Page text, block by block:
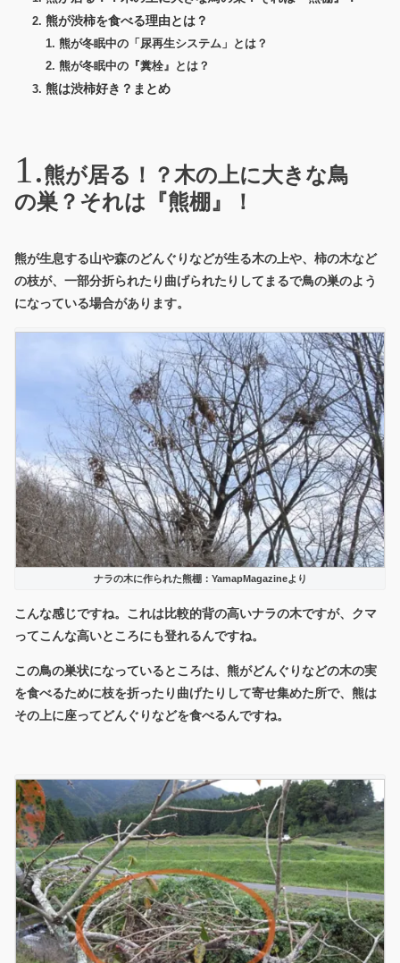
熊が渋柿を食べる理由とは？
熊が冬眠中の「尿再生システム」とは？
熊が冬眠中の『糞栓』とは？
熊は渋柿好き？まとめ
熊が居る！？木の上に大きな鳥
の巣？それは『熊棚』！
熊が生息する山や森のどんぐりなどが生る木の上や、柿の木など
の枝が、一部分折られたり曲げられたりしてまるで鳥の巣のよう
になっている場合があります。
ナラの木に作られた熊棚：YamapMagazineより
こんな感じですね。これは比較的背の高いナラの木ですが、クマ
ってこんな高いところにも登れるんですね。
この鳥の巣状になっているところは、熊がどんぐりなどの木の実
を食べるために枝を折ったり曲げたりして寄せ集めた所で、熊は
その上に座ってどんぐりなどを食べるんですね。